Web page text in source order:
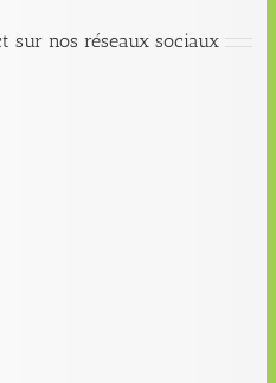
sur nos réseaux sociaux